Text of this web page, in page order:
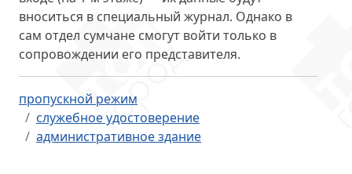
вноситься в специальный журнал. Однако в
сам отдел сумчане смогут войти только в
сопровождении его представителя.
пропускной режим
служебное удостоверение
административное здание